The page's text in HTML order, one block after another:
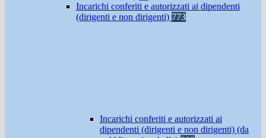
Incarichi conferiti e autorizzati ai dipendenti
(dirigenti e non dirigenti) 773
Incarichi conferiti e autorizzati ai
dipendenti (dirigenti e non dirigenti) (da